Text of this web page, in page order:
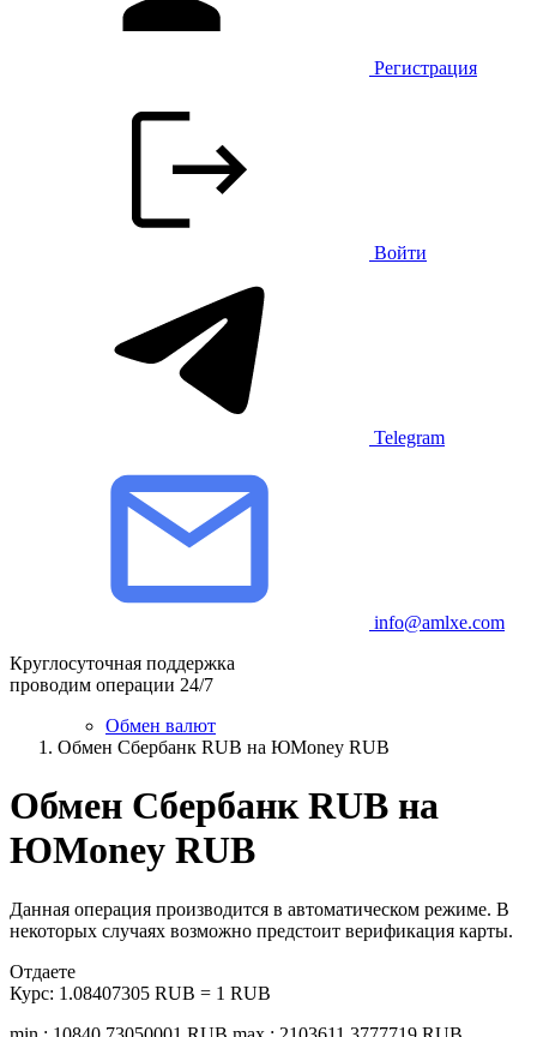
Регистрация
Войти
Telegram
info@amlxe.com
Круглосуточная поддержка
проводим операции 24/7
Обмен валют
Обмен Сбербанк RUB на ЮMoney RUB
Обмен Сбербанк RUB на
ЮMoney RUB
Данная операция производится в автоматическом режиме. В
некоторых случаях возможно предстоит верификация карты.
Отдаете
Курс: 1.08407305 RUB = 1 RUB